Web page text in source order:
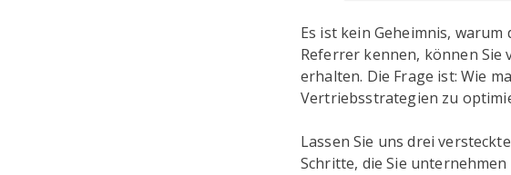
Es ist kein Geheimnis,
Referrer kennen, können Sie
erhalten. Die Frage ist: Wie
Vertriebsstrategien zu
Lassen Sie uns drei
Schritte, die Sie